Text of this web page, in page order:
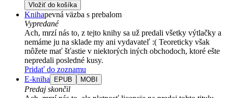
Vložiť do košíka
Knihapevná väzba s prebalom
Vypredané
Ach, mrzí nás to, z tejto knihy sa už predali všetky výtlačky a
nemáme ju na sklade my ani vydavateľ :( Teoreticky však
môžete mať šťastie v niektorých iných obchodoch, ktoré ešte
nepredali posledné kusy.
Pridať do zoznamu
E-kniha
EPUB MOBI
Predaj skončil